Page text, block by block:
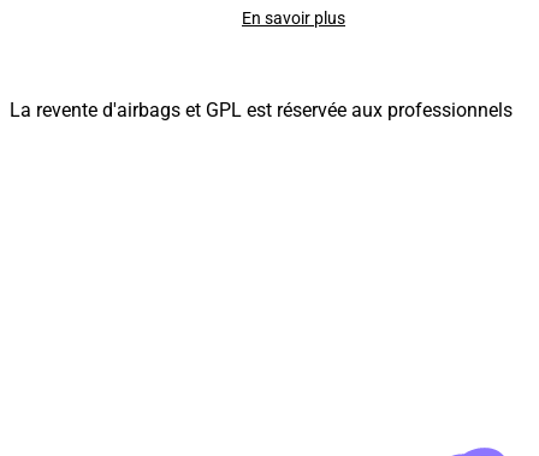
En savoir plus
La revente d'airbags et GPL est réservée aux professionnels